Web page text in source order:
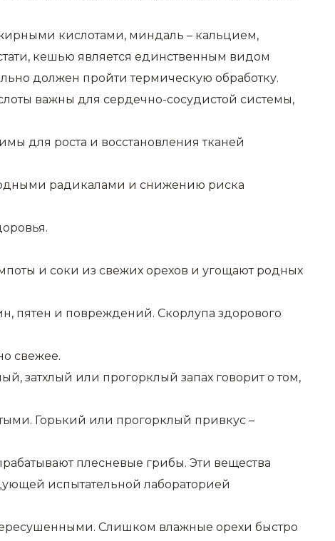
кислотами, миндаль – кальцием,
кешью является единственным видом
должен пройти термическую обработку.
важны для сердечно-сосудистой системы,
для роста и восстановления тканей
радикалами и снижению риска
и соки из свежих орехов и угощают родных
пятен и повреждений. Скорлупа здорового
свежее.
затхлый или прогорклый запах говорит о том,
Горький или прогорклый привкус –
плесневые грибы. Эти вещества
испытательной лабораторией
Слишком влажные орехи быстро